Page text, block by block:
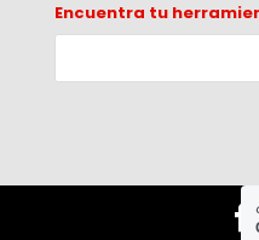
Encuentra tu